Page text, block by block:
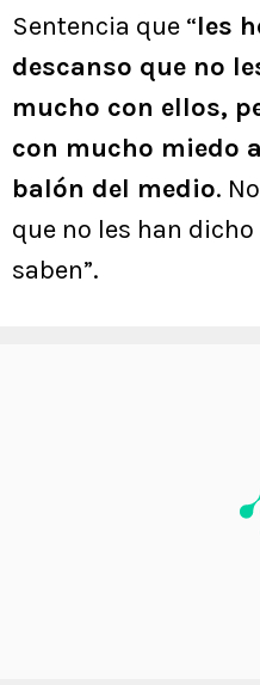
Sentencia que “les
descanso que no
mucho con ellos,
con mucho miedo
balón del medio.
que no les han
saben”.